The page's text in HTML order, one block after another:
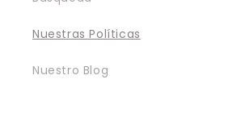
Nuestras Políticas
Nuestro Blog